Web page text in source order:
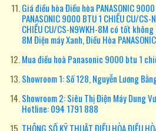
Giá điều hòa Điều hòa PANASONIC
PANASONIC 9000 BTU 1 CHIỀU CU/
CHIỀU CU/CS-N9WKH-8M có tốt không
8M Điện máy Xanh, Điều Hòa
Mua điều hoà Panasonic 9000 btu 1
Showroom 1: Số 128, Nguyễn Lương
Showroom 2: Siêu Thị Điện Máy Dung
Hotline: 094 1791 888
THÔNG SỐ KỸ THUẬT ĐIỀU HÒA ĐIỀU